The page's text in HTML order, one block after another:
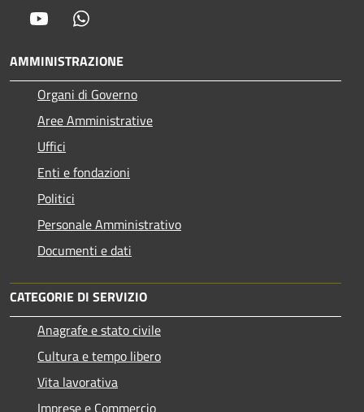
Youtube
AMMINISTRAZIONE
Organi di Governo
Aree Amministrative
Uffici
Enti e fondazioni
Politici
Personale Amministrativo
Documenti e dati
CATEGORIE DI SERVIZIO
Anagrafe e stato civile
Cultura e tempo libero
Vita lavorativa
Imprese e Commercio